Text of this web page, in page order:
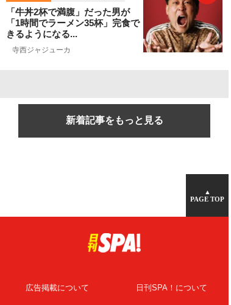
「牛丼2杯で満腹」だった男が
「1時間でラーメン35杯」完食で
きるようになる...
寺西ジャジューカ
新着記事をもっと見る
▲
PAGE TOP
広告掲載について 日刊SPA！について